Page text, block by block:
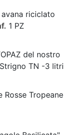
riciclato
1 PZ
del nostro
TN -3 litri
Rosse Tropeane